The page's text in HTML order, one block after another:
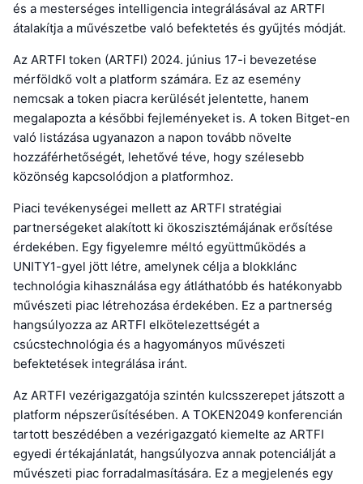
és a mesterséges intelligencia integrálásával az ARTFI
átalakítja a művészetbe való befektetés és gyűjtés módját.
Az ARTFI token (ARTFI) 2024. június 17-i bevezetése
mérföldkő volt a platform számára. Ez az esemény
nemcsak a token piacra kerülését jelentette, hanem
megalapozta a későbbi fejleményeket is. A token Bitget-en
való listázása ugyanazon a napon tovább növelte
hozzáférhetőségét, lehetővé téve, hogy szélesebb
közönség kapcsolódjon a platformhoz.
Piaci tevékenységei mellett az ARTFI stratégiai
partnerségeket alakított ki ökoszisztémájának erősítése
érdekében. Egy figyelemre méltó együttműködés a
UNITY1-gyel jött létre, amelynek célja a blokklánc
technológia kihasználása egy átláthatóbb és hatékonyabb
művészeti piac létrehozása érdekében. Ez a partnerség
hangsúlyozza az ARTFI elkötelezettségét a
csúcstechnológia és a hagyományos művészeti
befektetések integrálása iránt.
Az ARTFI vezérigazgatója szintén kulcsszerepet játszott a
platform népszerűsítésében. A TOKEN2049 konferencián
tartott beszédében a vezérigazgató kiemelte az ARTFI
egyedi értékajánlatát, hangsúlyozva annak potenciálját a
művészeti piac forradalmasítására. Ez a megjelenés egy